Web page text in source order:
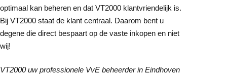
optimaal kan beheren en dat VT2000 klantvriendelijk is.
Bij VT2000 staat de klant centraal. Daarom bent u
degene die direct bespaart op de vaste inkopen en niet
wij!
VT2000 uw professionele VvE beheerder in Eindhoven